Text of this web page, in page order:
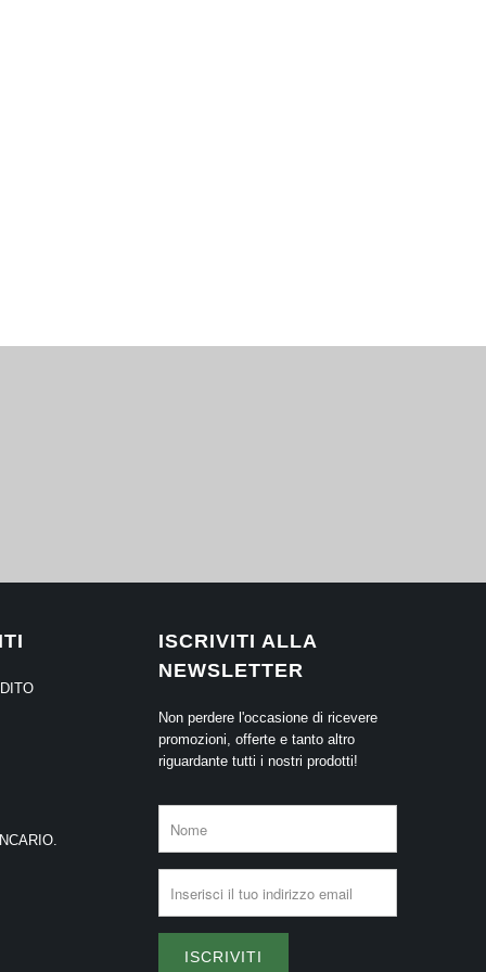
ISCRIVITI ALLA
NEWSLETTER
Non perdere l'occasione di ricevere
promozioni, offerte e tanto altro
riguardante tutti i nostri prodotti!